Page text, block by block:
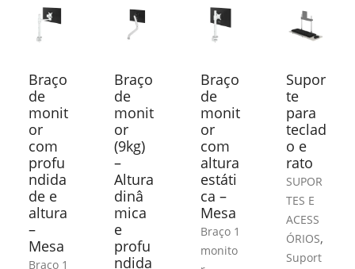
Braço
de
monit
or
com
profu
ndida
de e
altura
–
Mesa
Braço 1
Braço
de
monit
or
(9kg)
–
Altura
dinâ
mica
e
profu
ndida
Braço
de
monit
or
com
altura
estáti
ca –
Mesa
Braço 1
monito
Supor
te
para
teclad
o e
rato
SUPOR
TES E
ACESS
ÓRIOS,
Suport